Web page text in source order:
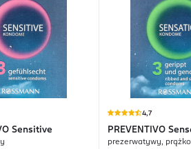
Sensitive
4,7
PREVENTIVO
prezerwatywy,